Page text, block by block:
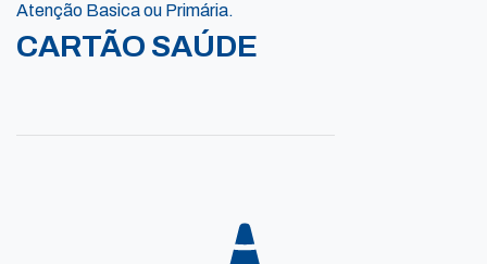
Atenção Basica ou Primária.
CARTÃO SAÚDE